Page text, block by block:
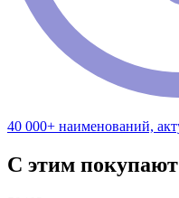
40 000+ наименований,
С этим